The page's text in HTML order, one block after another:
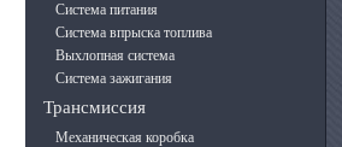
Система питания
Система впрыска топлива
Выхлопная система
Система зажигания
Трансмиссия
Механическая коробка